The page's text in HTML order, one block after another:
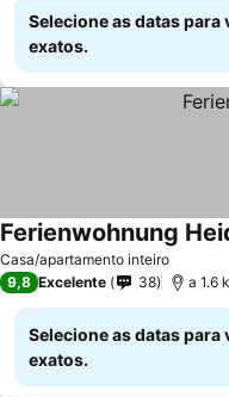
Selecione as datas para
exatos.
Casa/apartamento inteiro
Ferienwohnung
9,8 Excelente 38 a 1.6
Selecione as datas para
exatos.